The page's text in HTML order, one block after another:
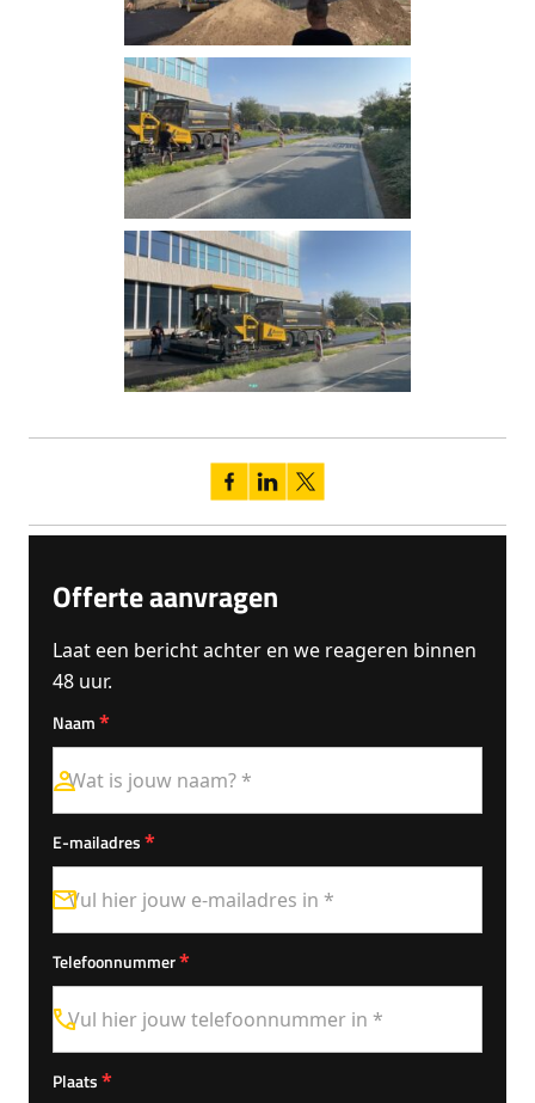
Offerte aanvragen
Laat een bericht achter en we reageren binnen
48 uur.
Naam*
E-mailadres*
Telefoonnummer*
Plaats*